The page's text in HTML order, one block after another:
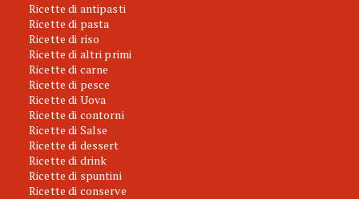
Ricette di antipasti
Ricette di pasta
Ricette di riso
Ricette di altri primi
Ricette di carne
Ricette di pesce
Ricette di Uova
Ricette di contorni
Ricette di Salse
Ricette di dessert
Ricette di drink
Ricette di spuntini
Ricette di conserve